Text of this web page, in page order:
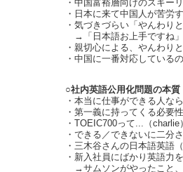
・中国富裕層向けのスキー
・日本に来て中国人が苦労
・気づきづらい「やんわり
→「日本語お上手ですね
・親切心による、やんわり
・中国に一番対応している
○社内英語公用化問題の本
・本当に仕事ができる人な
・第一義に持ってくる必要
・TOEIC700って...（charlie
・できる／できないに二分
・三木谷さんの日本語英語
・新入社員にばかり英語力
→サムソンがやったこと